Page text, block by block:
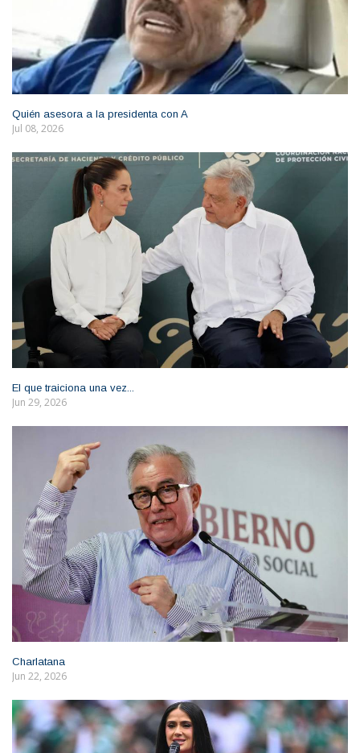
Quién asesora a la presidenta con A
Jul 08, 2026
El que traiciona una vez...
Jun 29, 2026
Charlatana
Jun 22, 2026